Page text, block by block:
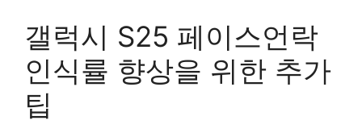
갤럭시 S25 페이스언락
인식률 향상을 위한 추가
팁